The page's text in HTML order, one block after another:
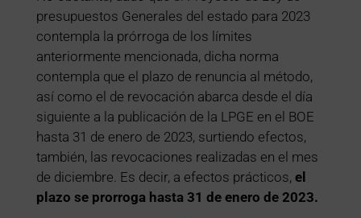
presupuestos Generales del estado para 2023
contempla la prórroga de los límites
anteriormente mencionada, dicha norma
contempla que el plazo de renuncia al método,
así como el de revocación abarca desde el día
siguiente a la publicación de la LPGE en el BOE
hasta 31 de enero de 2023, surtiendo efectos,
también, las revocaciones realizadas en el mes
de diciembre. Es decir, a efectos prácticos, el
plazo se prorroga hasta 31 de enero de 2023.